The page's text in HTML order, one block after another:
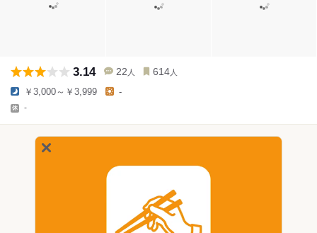
3.14 22 人 614 人
￥3,000～￥3,999 -
-